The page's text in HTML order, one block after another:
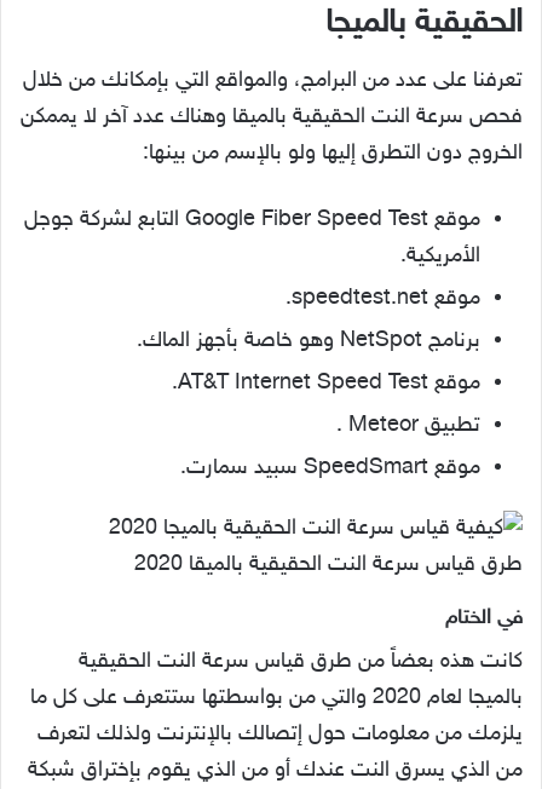
الحقيقية بالميجا
تعرفنا على عدد من البرامج، والمواقع التي بإمكانك من خلال
فحص سرعة النت الحقيقية بالميقا وهناك عدد آخر لا يممكن
الخروج دون التطرق إليها ولو بالإسم من بينها:
موقع Google Fiber Speed Test التابع لشركة جوجل
الأمريكية.
موقع speedtest.net.
برنامج NetSpot وهو خاصة بأجهز الماك.
موقع AT&T Internet Speed Test.
تطبيق Meteor .
موقع SpeedSmart سبيد سمارت.
طرق قياس سرعة النت الحقيقية بالميقا 2020
في الختام
كانت هذه بعضاً من طرق قياس سرعة النت الحقيقية
بالميجا لعام 2020 والتي من بواسطتها ستتعرف على كل ما
يلزمك من معلومات حول إتصالك بالإنترنت ولذلك لتعرف
من الذي يسرق النت عندك أو من الذي يقوم بإختراق شبكة